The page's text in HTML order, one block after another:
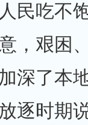
民吃不
，艰困
深了本
逐时期